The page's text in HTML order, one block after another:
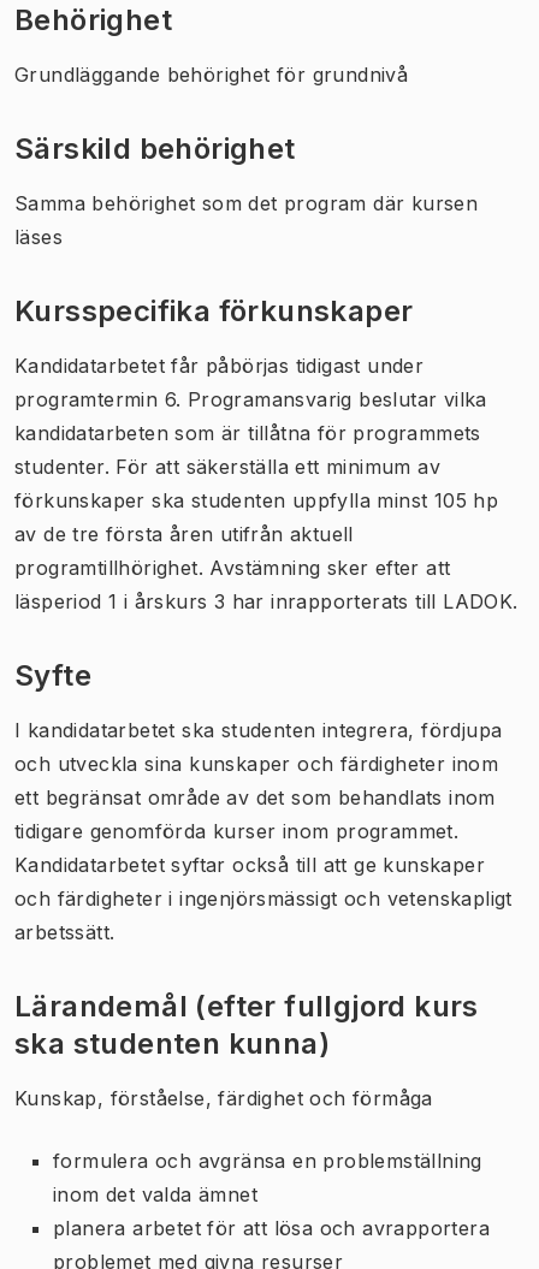
Behörighet
Grundläggande behörighet för grundnivå
Särskild behörighet
Samma behörighet som det program där kursen
läses
Kursspecifika förkunskaper
Kandidatarbetet får påbörjas tidigast under
programtermin 6. Programansvarig beslutar vilka
kandidatarbeten som är tillåtna för programmets
studenter. För att säkerställa ett minimum av
förkunskaper ska studenten uppfylla minst 105 hp
av de tre första åren utifrån aktuell
programtillhörighet. Avstämning sker efter att
läsperiod 1 i årskurs 3 har inrapporterats till LADOK.
Syfte
I kandidatarbetet ska studenten integrera, fördjupa
och utveckla sina kunskaper och färdigheter inom
ett begränsat område av det som behandlats inom
tidigare genomförda kurser inom programmet.
Kandidatarbetet syftar också till att ge kunskaper
och färdigheter i ingenjörsmässigt och vetenskapligt
arbetssätt.
Lärandemål (efter fullgjord kurs
ska studenten kunna)
Kunskap, förståelse, färdighet och förmåga
formulera och avgränsa en problemställning
inom det valda ämnet
planera arbetet för att lösa och avrapportera
problemet med givna resurser